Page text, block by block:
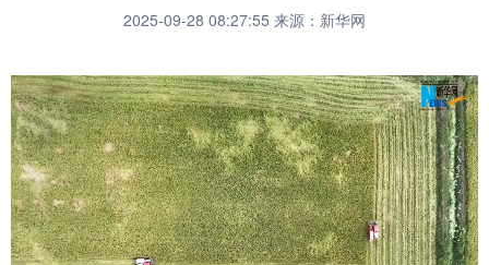
财经 网评
台湾 思客智库 全球连线 教育
科技 科创 量子 体育
文化 书画 健康 军事
访谈 视频 图片 政务
法律 中央文件 金融 汽车
2025-09-28 08:27:55 来源：新华网